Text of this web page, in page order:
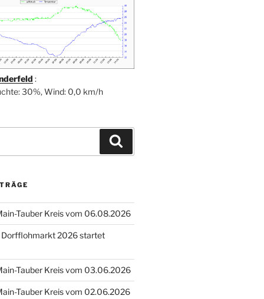
:
30%, Wind: 0,0 km/h
Tauber Kreis vom 06.08.2026
Dorfflohmarkt 2026 startet
Tauber Kreis vom 03.06.2026
Tauber Kreis vom 02.06.2026